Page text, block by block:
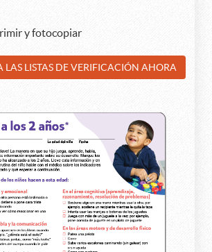
y fotocopiar
LAS LISTAS DE VERIFICACIÓN AHORA